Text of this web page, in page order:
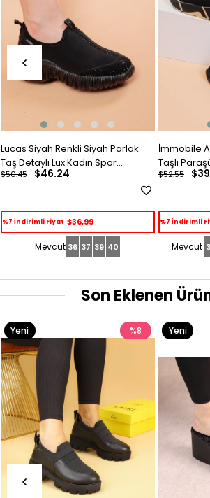
Lucas Siyah Renkli Siyah Parlak
Taş Detaylı Lux Kadın Spor
Ayakkabı$46.24
$50.45
%7 İndirimli Fiyat $36,99
36 37 39 40
İmmobile
Taşlı
Spor
$52.55
%7 İndirimli
Son Eklenen
%8
Yeni
Ürün
Yeni